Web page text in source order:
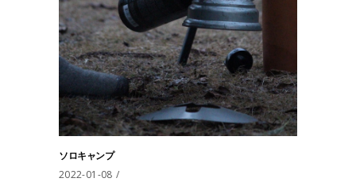
ソロキャンプ
2022-01-08